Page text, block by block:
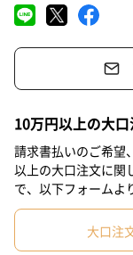
■かに (水陸両用
輪ゴムのパワーで
お風呂で遊ぶ事が出
中央にある水かきを
水かきが回転しユー
クル回して床に置く
んとのお風呂遊びの
※当商品は輪ゴムを
10万円以上の大
請求書払いのご希望
以上の大口注文に関
で、以下フォームよ
大口注